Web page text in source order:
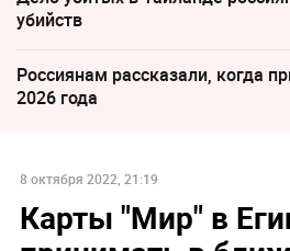
убийств
Россиянам рассказали, когда
2026 года
8 октября 2022, 21:19
Карты "Мир" в